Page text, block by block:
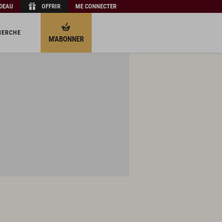
OFFRIR ME CONNECTER
M'ABONNER